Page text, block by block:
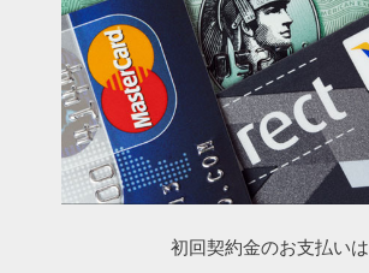
初回契約金のお支払いは